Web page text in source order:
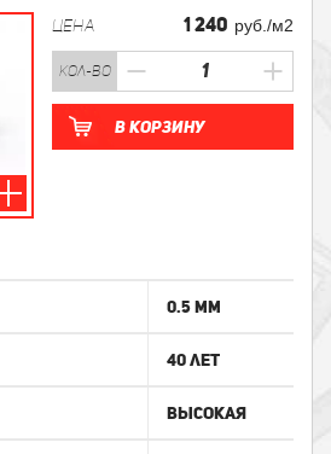
ЦЕНА 1 240 руб./м2
кол-во
В корзину
0.5 мм
40 лет
Высокая